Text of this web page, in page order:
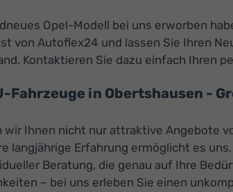
Opel-Modell bei uns erworben
von Autoflex24 und lassen Sie Ihren
Kontaktieren Sie dazu einfach Ihren
Fahrzeuge in Obertshausen -
Ihnen nicht nur attraktive Angebote
langjährige Erfahrung ermöglicht es
Beratung, die genau auf Ihre
– bei uns erleben Sie einen